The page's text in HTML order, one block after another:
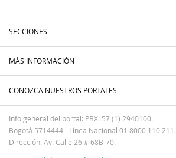
SECCIONES
MÁS INFORMACIÓN
CONOZCA NUESTROS PORTALES
Info general del portal: PBX: 57 (1) 2940100.
Bogotá 5714444 - Línea Nacional 01 8000 110 211.
Dirección: Av. Calle 26 # 68B-70.